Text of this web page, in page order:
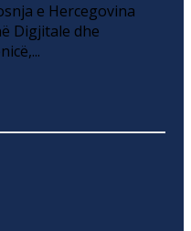
e Hercegovina
Digjitale dhe